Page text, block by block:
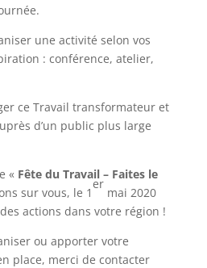
une activité selon vos
: conférence, atelier,
ce Travail transformateur et
d’un public plus large
« Fête du Travail – Faites le
sur vous, le 1
er
mai 2020
actions dans votre région !
ou apporter votre
place, merci de contacter